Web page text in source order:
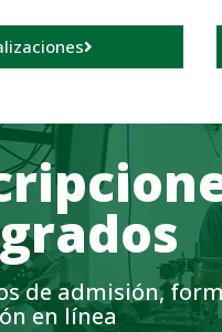
de admisión,
en línea